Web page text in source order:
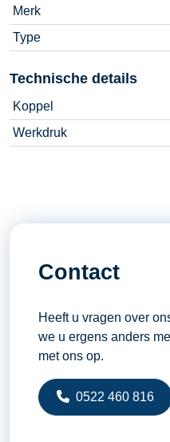
Merk
Type
Technische details
Koppel
Werkdruk
Contact
Heeft u vragen over
we u ergens anders
met ons op.
0522 460 816